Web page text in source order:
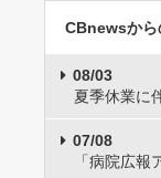
CBnewsから
08/03
夏季休業に
07/08
「病院広